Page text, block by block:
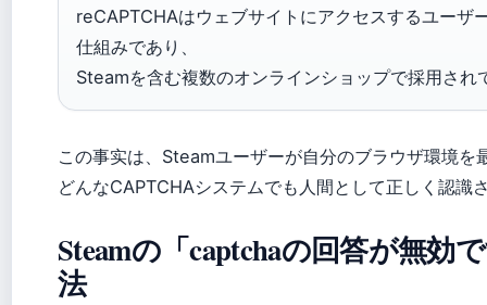
reCAPTCHAはウェブサイトにアクセスするユーザ
仕組みであり、
Steamを含む複数のオンラインショップで採用され
この事实は、Steamユーザーが自分のブラウザ環境を
どんなCAPTCHAシステムでも人間として正しく認識
Steamの「captchaの回答が無効
法